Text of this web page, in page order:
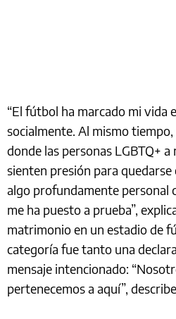
“El fútbol ha marcado mi vida
socialmente. Al mismo
donde las personas LGBTQ+
sienten presión para
algo profundamente personal
me ha puesto a prueba”,
matrimonio en un estadio de
categoría fue tanto una
mensaje intencionado:
pertenecemos a aquí”,